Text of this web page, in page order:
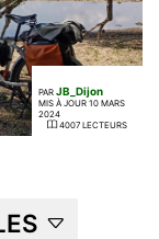
PAR JB_Dijon
MIS À JOUR 10 MARS
2024
4007 LECTEURS